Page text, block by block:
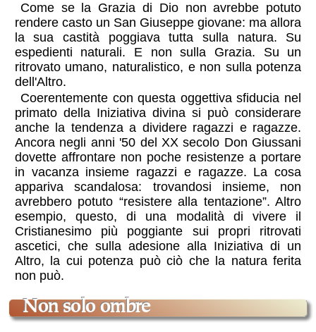
Come se la Grazia di Dio non avrebbe potuto
rendere casto un San Giuseppe giovane: ma allora
la sua castità poggiava tutta sulla natura. Su
espedienti naturali. E non sulla Grazia. Su un
ritrovato umano, naturalistico, e non sulla potenza
dell'Altro.
Coerentemente con questa oggettiva sfiducia nel
primato della Iniziativa divina si può considerare
anche la tendenza a dividere ragazzi e ragazze.
Ancora negli anni '50 del XX secolo Don Giussani
dovette affrontare non poche resistenze a portare
in vacanza insieme ragazzi e ragazze. La cosa
appariva scandalosa: trovandosi insieme, non
avrebbero potuto “resistere alla tentazione”. Altro
esempio, questo, di una modalità di vivere il
Cristianesimo più poggiante sui propri ritrovati
ascetici, che sulla adesione alla Iniziativa di un
Altro, la cui potenza può ciò che la natura ferita
non può.
non solo ombre